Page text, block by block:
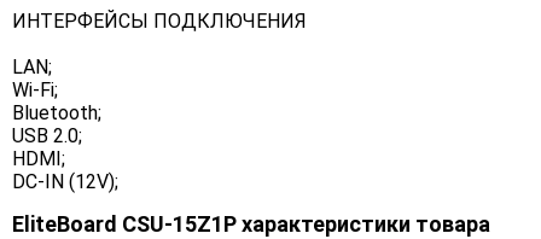
ИНТЕРФЕЙСЫ ПОДКЛЮЧЕНИЯ
LAN;
Wi-Fi;
Bluetooth;
USB 2.0;
HDMI;
DC-IN (12V);
EliteBoard CSU-15Z1P характеристики товара